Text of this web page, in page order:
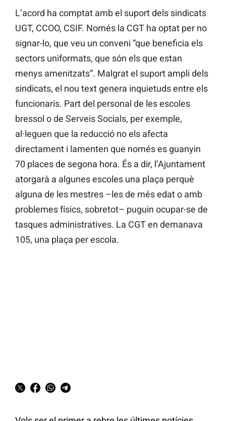
L’acord ha comptat amb el suport dels sindicats
UGT, CCOO, CSIF. Només la CGT ha optat per no
signar-lo, que veu un conveni “que beneficia els
sectors uniformats, que són els que estan
menys amenitzats”. Malgrat el suport ampli dels
sindicats, el nou text genera inquietuds entre els
funcionaris. Part del personal de les escoles
bressol o de Serveis Socials, per exemple,
al·leguen que la reducció no els afecta
directament i lamenten que només es guanyin
70 places de segona hora. És a dir, l’Ajuntament
atorgarà a algunes escoles una plaça perquè
alguna de les mestres –les de més edat o amb
problemes físics, sobretot– puguin ocupar-se de
tasques administratives. La CGT en demanava
105, una plaça per escola.